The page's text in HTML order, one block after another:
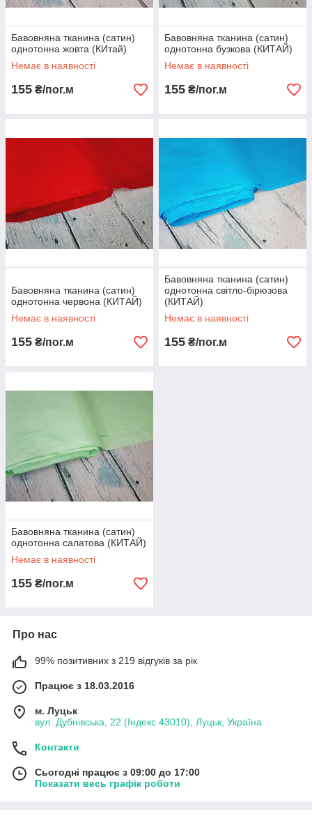
Бавовняна тканина (сатин)
однотонна жовта (КИтай)
Немає в наявності
155 ₴/пог.м
Бавовняна тканина (сатин)
однотонна бузкова (КИТАЙ)
Немає в наявності
155 ₴/пог.м
Бавовняна тканина (сатин)
однотонна червона (КИТАЙ)
Немає в наявності
155 ₴/пог.м
Бавовняна тканина (сатин)
однотонна світло-бірюзова
(КИТАЙ)
Немає в наявності
155 ₴/пог.м
Бавовняна тканина (сатин)
однотонна салатова (КИТАЙ)
Немає в наявності
155 ₴/пог.м
Про нас
99% позитивних з 219 відгуків за рік
Працює з 18.03.2016
м. Луцьк
вул. Дубнівська, 22 (Індекс 43010), Луцьк, Україна
Контакти
Сьогодні працює з 09:00 до 17:00
Показати весь графік роботи